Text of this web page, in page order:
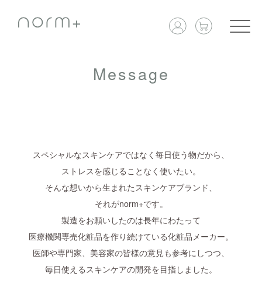
Message
スペシャルなスキンケアではなく毎日使う物だから、
ストレスを感じることなく使いたい。
そんな想いから生まれたスキンケアブランド、
それがnorm+です。
製造をお願いしたのは長年にわたって
医療機関専売化粧品を作り続けている化粧品メーカー。
医師や専門家、美容家の皆様の意見も参考にしつつ、
毎日使えるスキンケアの開発を目指しました。